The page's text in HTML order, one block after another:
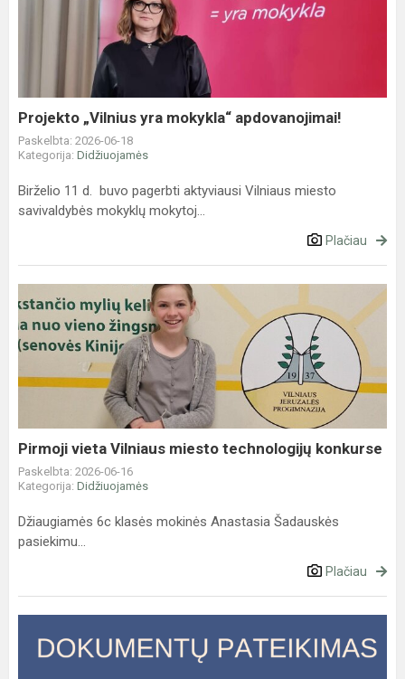
apdovanojimai!
Projekto „Vilnius yra mokykla“ apdovanojimai!
Paskelbta: 2026-06-18
Kategorija: Didžiuojamės
Birželio 11 d. buvo pagerbti aktyviausi Vilniaus miesto
savivaldybės mokyklų mokytoj...
Plačiau
Pirmoji
vieta
Vilniaus
miesto
technologijų
Pirmoji vieta Vilniaus miesto technologijų konkurse
Paskelbta: 2026-06-16
Kategorija: Didžiuojamės
Džiaugiamės 6c klasės mokinės Anastasia Šadauskės
pasiekimu...
Plačiau
pateikimas